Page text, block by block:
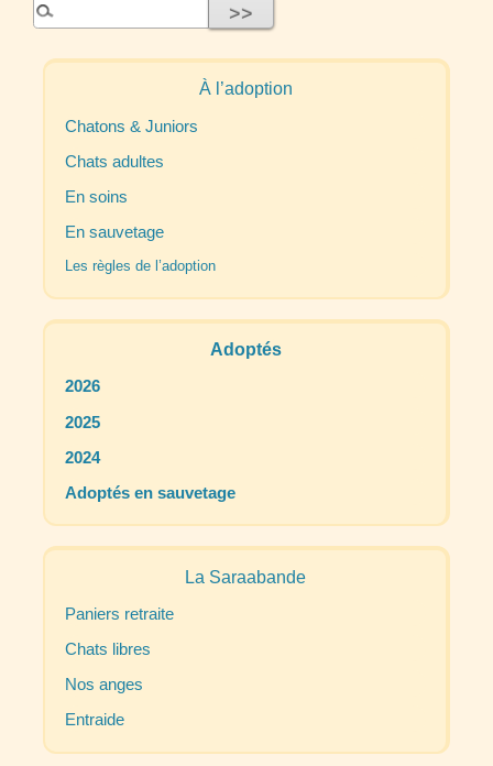
À l’adoption
Chatons & Juniors
Chats adultes
En soins
En sauvetage
Les règles de l’adoption
Adoptés
2026
2025
2024
Adoptés en sauvetage
La Saraabande
Paniers retraite
Chats libres
Nos anges
Entraide